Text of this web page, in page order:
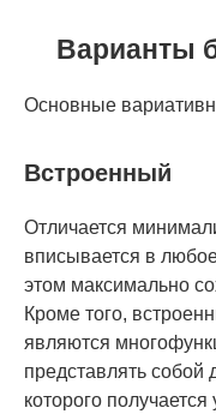
Варианты
Основные
Встроенный
Отличается
вписывается в
этом максимально
Кроме того,
являются
представлять собой
которого